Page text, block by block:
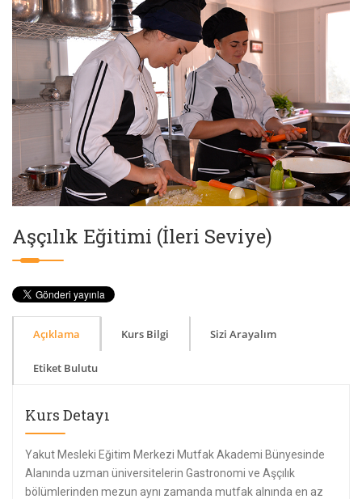
Aşçılık Eğitimi (İleri Seviye)
Açıklama Kurs Bilgi Sizi Arayalım
Etiket Bulutu
Kurs Detayı
Yakut Mesleki Eğitim Merkezi Mutfak Akademi Bünyesinde
Alanında uzman üniversitelerin Gastronomi ve Aşçılık
bölümlerinden mezun aynı zamanda mutfak alnında en az